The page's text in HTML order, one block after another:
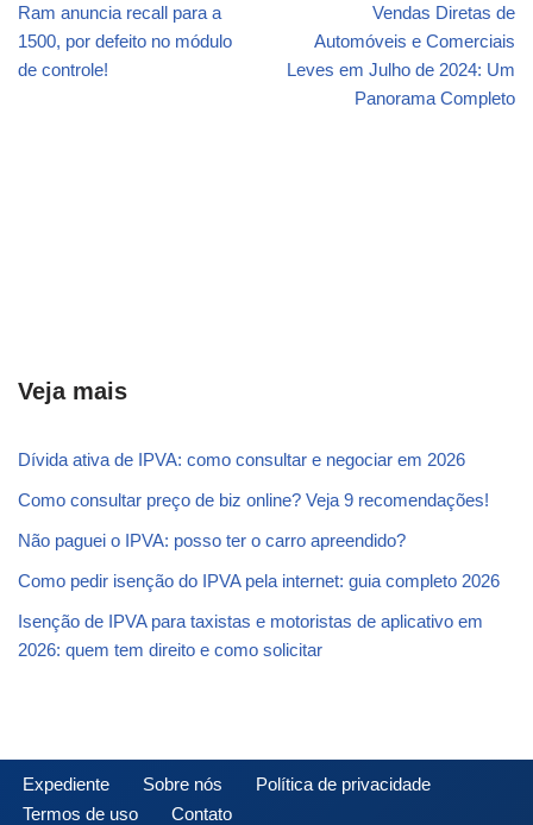
Ram anuncia recall para a
1500, por defeito no módulo
de controle!
Vendas Diretas de
Automóveis e Comerciais
Leves em Julho de 2024: Um
Panorama Completo
Veja mais
Dívida ativa de IPVA: como consultar e negociar em 2026
Como consultar preço de biz online? Veja 9 recomendações!
Não paguei o IPVA: posso ter o carro apreendido?
Como pedir isenção do IPVA pela internet: guia completo 2026
Isenção de IPVA para taxistas e motoristas de aplicativo em
2026: quem tem direito e como solicitar
Expediente Sobre nós
Política de privacidade
Termos de uso
Contato